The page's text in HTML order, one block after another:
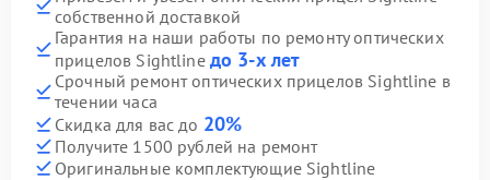
собственной доставкой
Гарантия на наши работы по ремонту оптических
прицелов Sightline до 3-х лет
Срочный ремонт оптических прицелов Sightline в
течении часа
Скидка для вас до 20%
Получите 1500 рублей на ремонт
Оригинальные комплектующие Sightline